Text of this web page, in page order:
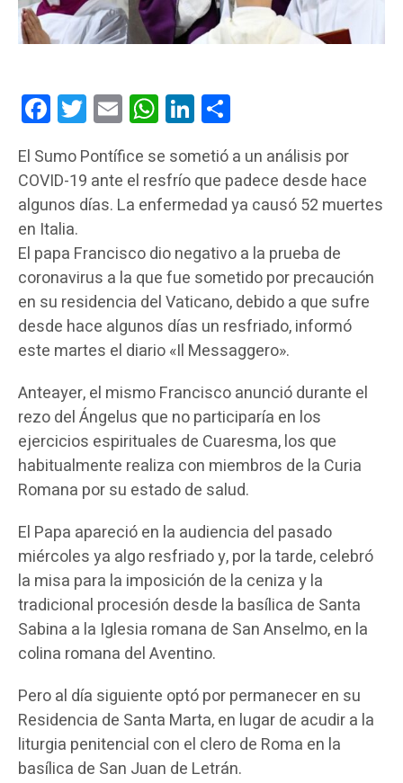
FacebookTwitterEmail WhatsAppLinkedIn
El Sumo Pontífice se sometió a un análisis por
COVID-19 ante el resfrío que padece desde hace
algunos días. La enfermedad ya causó 52 muertes
en Italia.
El papa Francisco dio negativo a la prueba de
coronavirus a la que fue sometido por precaución
en su residencia del Vaticano, debido a que sufre
desde hace algunos días un resfriado, informó
este martes el diario «Il Messaggero».
Anteayer, el mismo Francisco anunció durante el
rezo del Ángelus que no participaría en los
ejercicios espirituales de Cuaresma, los que
habitualmente realiza con miembros de la Curia
Romana por su estado de salud.
El Papa apareció en la audiencia del pasado
miércoles ya algo resfriado y, por la tarde, celebró
la misa para la imposición de la ceniza y la
tradicional procesión desde la basílica de Santa
Sabina a la Iglesia romana de San Anselmo, en la
colina romana del Aventino.
Pero al día siguiente optó por permanecer en su
Residencia de Santa Marta, en lugar de acudir a la
liturgia penitencial con el clero de Roma en la
basílica de San Juan de Letrán.